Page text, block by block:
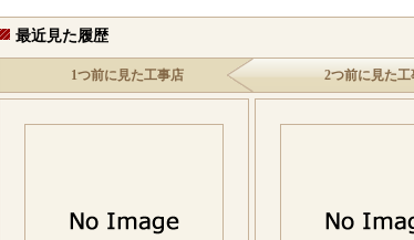
最近見た履歴
1つ前に見た工事店 2つ前に見た工